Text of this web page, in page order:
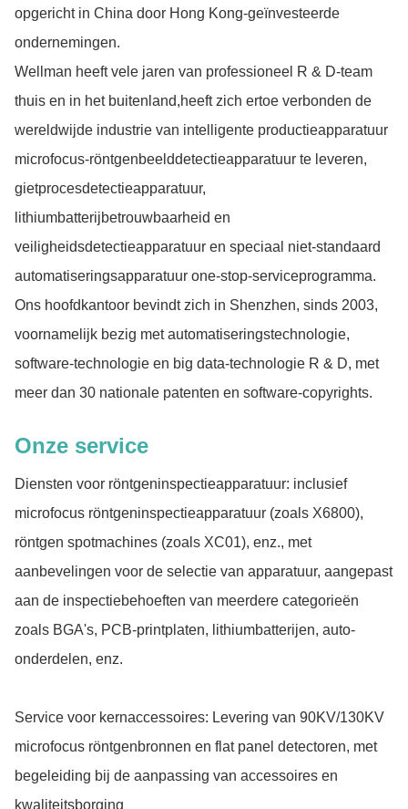
opgericht in China door Hong Kong-geïnvesteerde
ondernemingen.
Wellman heeft vele jaren van professioneel R & D-team
thuis en in het buitenland,heeft zich ertoe verbonden de
wereldwijde industrie van intelligente productieapparatuur
microfocus-röntgenbeelddetectieapparatuur te leveren,
gietprocesdetectieapparatuur,
lithiumbatterijbetrouwbaarheid en
veiligheidsdetectieapparatuur en speciaal niet-standaard
automatiseringsapparatuur one-stop-serviceprogramma.
Ons hoofdkantoor bevindt zich in Shenzhen, sinds 2003,
voornamelijk bezig met automatiseringstechnologie,
software-technologie en big data-technologie R & D, met
meer dan 30 nationale patenten en software-copyrights.
Onze service
Diensten voor röntgeninspectieapparatuur: inclusief
microfocus röntgeninspectieapparatuur (zoals X6800),
röntgen spotmachines (zoals XC01), enz., met
aanbevelingen voor de selectie van apparatuur, aangepast
aan de inspectiebehoeften van meerdere categorieën
zoals BGA's, PCB-printplaten, lithiumbatterijen, auto-
onderdelen, enz.
Service voor kernaccessoires: Levering van 90KV/130KV
microfocus röntgenbronnen en flat panel detectoren, met
begeleiding bij de aanpassing van accessoires en
kwaliteitsborging